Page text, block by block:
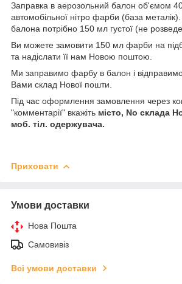
Заправка в аерозольний балон об'ємом
автомобільної нітро фарби (база
балона потрібно 150 мл густої (не
Ви можете замовити 150 мл фарби на
та надіслати її нам Новою поштою.
Ми заправимо фарбу в балон і
Вами склад Нової пошти.
Під час оформлення замовлення через
"комментарії" вкажіть місто, No склада
моб. тіл. одержувача.
Приховати
Умови доставки
Нова Пошта
Самовивіз
Всі умови доставки